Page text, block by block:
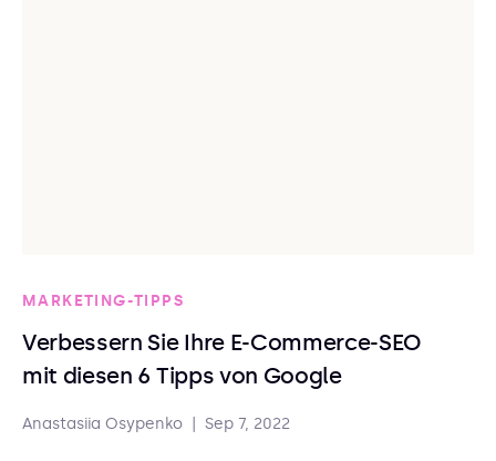
MARKETING-TIPPS
Verbessern Sie Ihre E-Commerce-SEO
mit diesen 6 Tipps von Google
Anastasiia Osypenko Sep 7, 2022